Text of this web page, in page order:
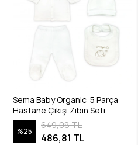
Sema Baby Organic 5 Parça
Hastane Çıkışı Zıbın Seti
%25
649,08 TL
486,81 TL